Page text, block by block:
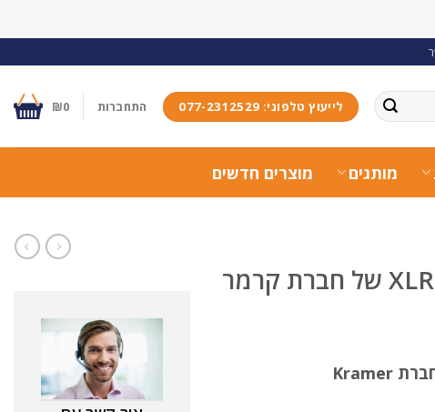
לייעוץ טלפוני: 077-2312529 התחברות ₪0
מותגים מוצרים חדשים